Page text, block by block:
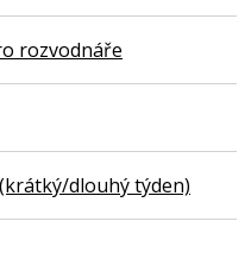
rozvodnáře
dlouhý týden)